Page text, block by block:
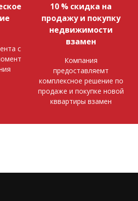
с
10 % скидка на
продажу и покупку
недвижимости
взамен
Компания
предоставляемт
комплексное решение по
продаже и покупке новой
кввартиры взамен